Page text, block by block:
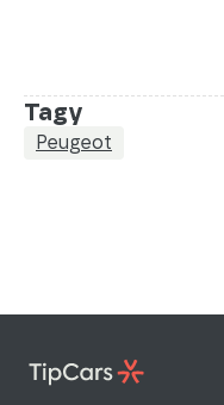
Tagy
Peugeot